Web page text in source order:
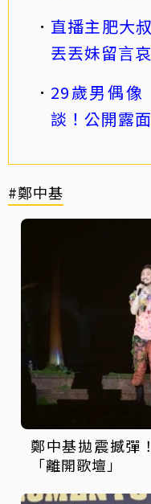
直播主肥大
丟丟妹留言
29歲男偶像
談！公開露
#鄭中基
鄭中基拋震撼彈
「離開歌壇」